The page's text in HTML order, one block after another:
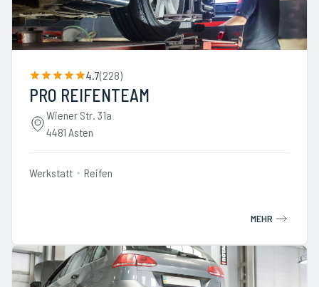
4.7(228)
PRO REIFENTEAM
Wiener Str. 31a
4481 Asten
Werkstatt Reifen
MEHR